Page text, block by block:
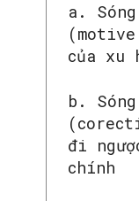
a.
của xu
b.
đi
chính